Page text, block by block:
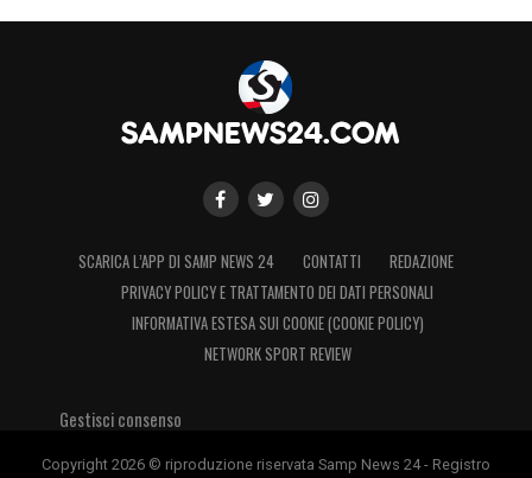
SCARICA L’APP DI SAMP NEWS 24 CONTATTI
REDAZIONE
PRIVACY POLICY E TRATTAMENTO DEI DATI PERSONALI
INFORMATIVA ESTESA SUI COOKIE (COOKIE POLICY)
NETWORK SPORT REVIEW
Gestisci consenso
Copyright 2026 © riproduzione riservata Samp News 24 - Registro